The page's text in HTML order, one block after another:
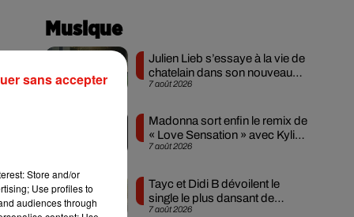
Musique
7 août 2026
Julien Lieb s’essaye à la vie de
chatelain dans son nouveau
clip
7 août 2026
Madonna sort enfin le remix de
« Love Sensation » avec Kylie
Minogue
7 août 2026
Tayc et Didi B dévoilent le
single le plus dansant de
l’année
Store and/or
Use profiles to
audiences through
sans accepter